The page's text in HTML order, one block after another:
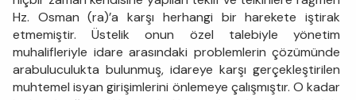
Hz. Osman (ra)’a karşı herhangi bir harekete iştirak
etmemiştir. Üstelik onun özel talebiyle yönetim
muhalifleriyle idare arasındaki problemlerin çözümünde
arabuluculukta bulunmuş, idareye karşı gerçekleştirilen
muhtemel isyan girişimlerini önlemeye çalışmıştır. O kadar